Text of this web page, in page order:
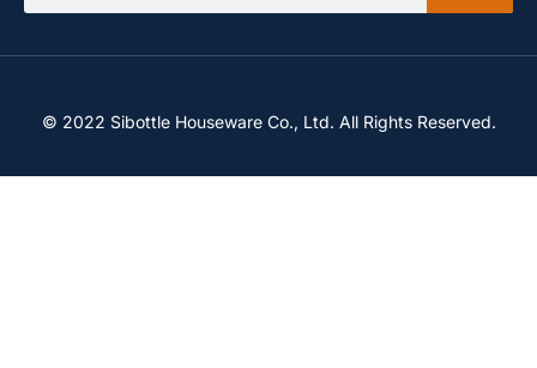
© 2022 Sibottle Houseware Co., Ltd. All Rights Reserved.